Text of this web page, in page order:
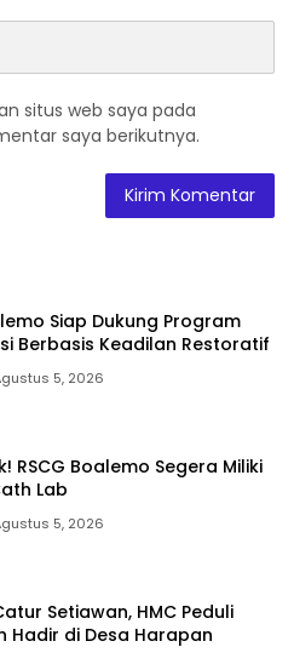
situs web saya pada
saya berikutnya.
Siap Dukung Program
Berbasis Keadilan Restoratif
5, 2026
RSCG Boalemo Segera Miliki
Lab
5, 2026
Setiawan, HMC Peduli
Hadir di Desa Harapan